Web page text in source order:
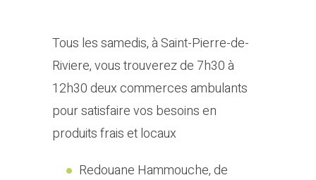
Tous les samedis, à Saint-Pierre-de-
Riviere, vous trouverez de 7h30 à
12h30 deux commerces ambulants
pour satisfaire vos besoins en
produits frais et locaux
Redouane Hammouche, de